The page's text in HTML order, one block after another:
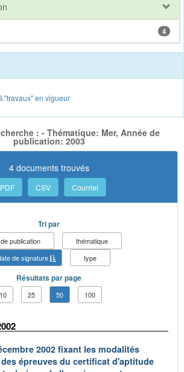
4
"travaux" en vigueur
: - Thématique: Mer, Année de
publication: 2003
4 documents trouvés
PDF CSV Courriel
Tri par
publication
thématique
de signature
type
Résultats par page
10 25 50 100
2002 fixant les modalités
épreuves du certificat d'aptitude